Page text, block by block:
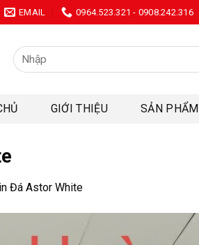
EMAIL 0964.523.321 - 0908.242.316
Tìm
kiếm:
GIỚI THIỆU SẢN PHẨM
in Đá Astor White